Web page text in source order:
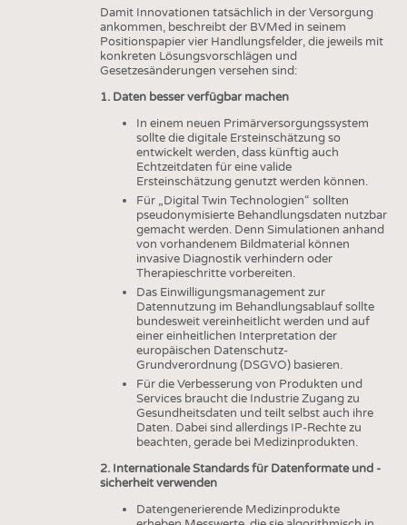
SMART TEXTILES
DTV AUSSCHREIBUNGSDIENST
FAKTEN
STATISTICS
BRANCHENTERMINE
Damit Innovationen tatsächlich in der Versorgung
ankommen, beschreibt der BVMed in seinem
Positionspapier vier Handlungsfelder, die jeweils mit
konkreten Lösungsvorschlägen und
Gesetzesänderungen versehen sind:
1. Daten besser verfügbar machen
In einem neuen Primärversorgungssystem
sollte die digitale Ersteinschätzung so
entwickelt werden, dass künftig auch
Echtzeitdaten für eine valide
Ersteinschätzung genutzt werden können.
Für „Digital Twin Technologien“ sollten
pseudonymisierte Behandlungsdaten nutzbar
gemacht werden. Denn Simulationen anhand
von vorhandenem Bildmaterial können
invasive Diagnostik verhindern oder
Therapieschritte vorbereiten.
Das Einwilligungsmanagement zur
Datennutzung im Behandlungsablauf sollte
bundesweit vereinheitlicht werden und auf
einer einheitlichen Interpretation der
europäischen Datenschutz-
Grundverordnung (DSGVO) basieren.
Für die Verbesserung von Produkten und
Services braucht die Industrie Zugang zu
Gesundheitsdaten und teilt selbst auch ihre
Daten. Dabei sind allerdings IP-Rechte zu
beachten, gerade bei Medizinprodukten.
2. Internationale Standards für Datenformate und -
sicherheit verwenden
Datengenerierende Medizinprodukte